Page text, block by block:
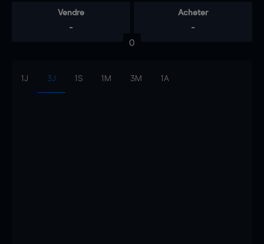
Vendre
-
Acheter
-
0
1J 3J 1S 1M 3M 1A